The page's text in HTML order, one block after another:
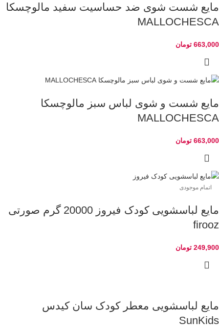
مایع شست شوی ضد حساسیت سفید مالوچسکا
MALLOCHESCA
663,000 تومان
مایع شست و شوی لباس سبز مالوچسکا
MALLOCHESCA
663,000 تومان
اتمام موجودی
مایع لباسشویی کودک فیروز 20000 گرم صورتی
firooz
249,900 تومان
مایع لباسشویی معطر کودک سان کیدس
SunKids